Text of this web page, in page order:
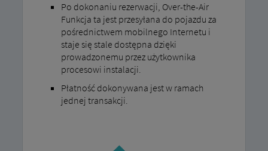
Po dokonaniu rezerwacji, Over-the-Air
Funkcja ta jest przesyłana do pojazdu za
pośrednictwem mobilnego Internetu i
staje się stale dostępna dzięki
prowadzonemu przez użytkownika
procesowi instalacji.
Płatność dokonywana jest w ramach
jednej transakcji.